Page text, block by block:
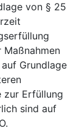
von § 25
Grundlage
zur Erfüllung
sind auf